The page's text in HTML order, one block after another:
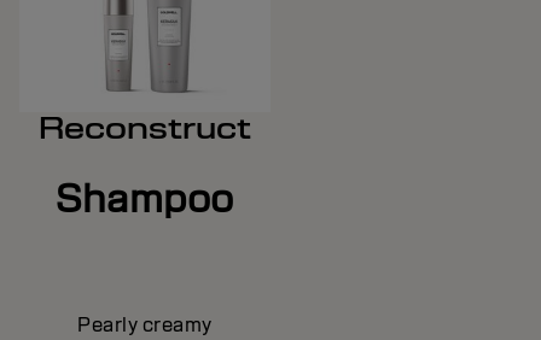
Reconstruct
Shampoo
Pearly creamy